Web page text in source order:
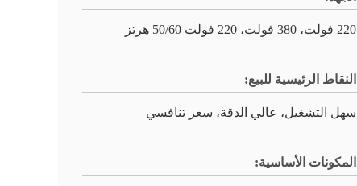
220 فولت، 380 فولت، 220 فولت 50/60 هرتز
النقاط الرئيسية للبيع:
سهل التشغيل، عالي الدقة، سعر تنافسي
المكونات الأساسية: